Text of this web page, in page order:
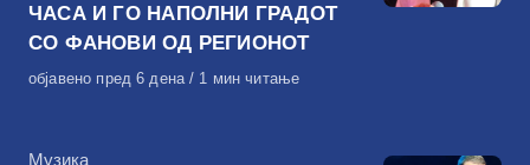
ЧАСА И ГО НАПОЛНИ ГРАДОТ
СО ФАНОВИ ОД РЕГИОНОТ
Објавено
објавено пред 6 дена 1 мин читање
КАтегорија
Музика